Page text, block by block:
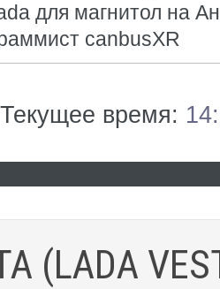
для магнитол на
canbusXR
Текущее время:
(LADA